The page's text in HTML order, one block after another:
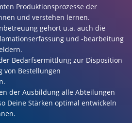
Produktionsprozesse der
und verstehen lernen.
gehört u.a. auch die
und -bearbeitung
Bedarfsermittlung zur Disposition
von Bestellungen
der Ausbildung alle Abteilungen
Deine Stärken optimal entwickeln